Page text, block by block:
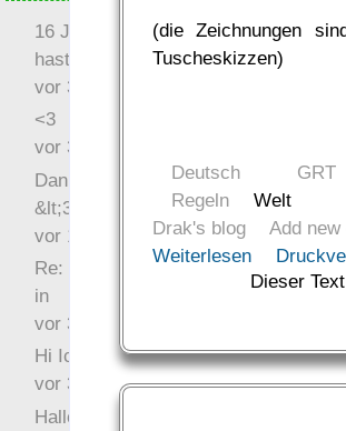
(die Zeichnungen
Tuscheskizzen)
Deutsch GRT
Regeln
Welt
Drak's blog
Add
Weiterlesen
Dieser
16 Jahre später: mist, du
hast Recht …
vor 31 Wochen 4 Tage
<3
vor 34 Wochen 5 Tage
Danke für das Statement
&lt;3
vor 1 Jahr 48 Wochen
Re: Hi Ich bin völlig neu
in
vor 3 Jahre 33 Wochen
Hi Ich bin völlig neu in
vor 3 Jahre 46 Wochen
Hallo Ochrasylion